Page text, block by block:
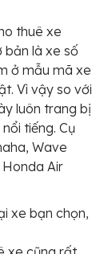
thuê xe
bản là xe số
ở mẫu mã xe
Vì vậy so với
luôn trang bị
tiếng. Cụ
Wave
Honda Air
xe bạn chọn,